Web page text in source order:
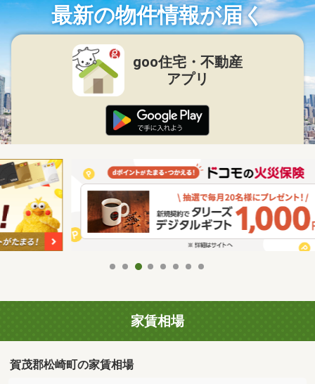
最新の物件情報が届く
goo住宅・不動産
アプリ
家賃相場
賀茂郡松崎町の家賃相場